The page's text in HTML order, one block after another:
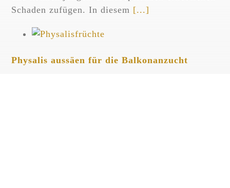
Schaden zufügen. In diesem [...]
Physalis aussäen für die Balkonanzucht